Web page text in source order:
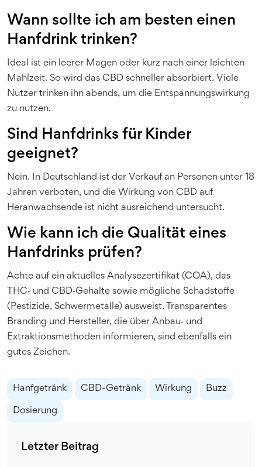
Wann sollte ich am besten einen
Hanfdrink trinken?
Ideal ist ein leerer Magen oder kurz nach einer leichten
Mahlzeit. So wird das CBD schneller absorbiert. Viele
Nutzer trinken ihn abends, um die Entspannungswirkung
zu nutzen.
Sind Hanfdrinks für Kinder
geeignet?
Nein. In Deutschland ist der Verkauf an Personen unter 18
Jahren verboten, und die Wirkung von CBD auf
Heranwachsende ist nicht ausreichend untersucht.
Wie kann ich die Qualität eines
Hanfdrinks prüfen?
Achte auf ein aktuelles Analysezertifikat (COA), das
THC‑ und CBD‑Gehalte sowie mögliche Schadstoffe
(Pestizide, Schwermetalle) ausweist. Transparentes
Branding und Hersteller, die über Anbau‑ und
Extraktionsmethoden informieren, sind ebenfalls ein
gutes Zeichen.
Hanfgetränk CBD-Getränk Wirkung Buzz
Dosierung
Letzter Beitrag